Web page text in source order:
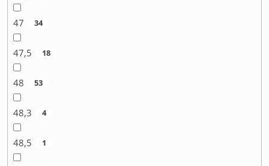
47 34
47,5 18
48 53
48,3 4
48,5 1